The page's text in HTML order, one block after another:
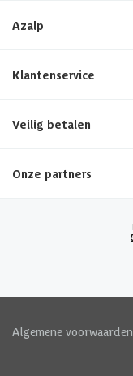
Azalp
Klantenservice
Veilig betalen
Onze partners
Algemene voorwaarden